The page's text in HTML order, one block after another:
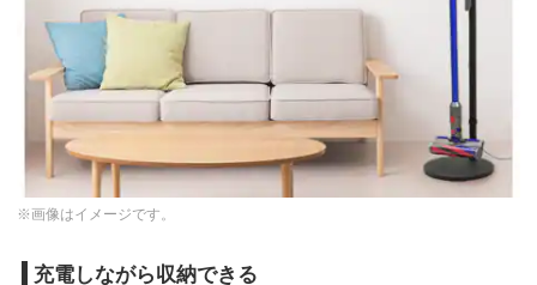
※画像はイメージです。
充電しながら収納できる